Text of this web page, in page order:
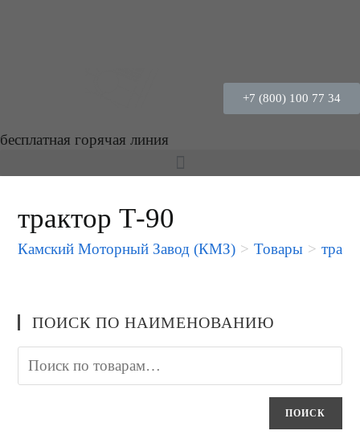
+7 (800) 100 77 34
бесплатная горячая линия
трактор Т-90
Камский Моторный Завод (КМЗ) > Товары >
ПОИСК ПО НАИМЕНОВАНИЮ
ПОИСК